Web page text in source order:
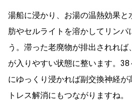
湯船に浸かり、お湯の温熱効果
肪やセルライトを溶かしてリンパ
う。滞った老廃物が排出されれ
が入りやすい状態に整います。
にゆっくり浸かれば副交換神経が
トレス解消にもつながりますね。